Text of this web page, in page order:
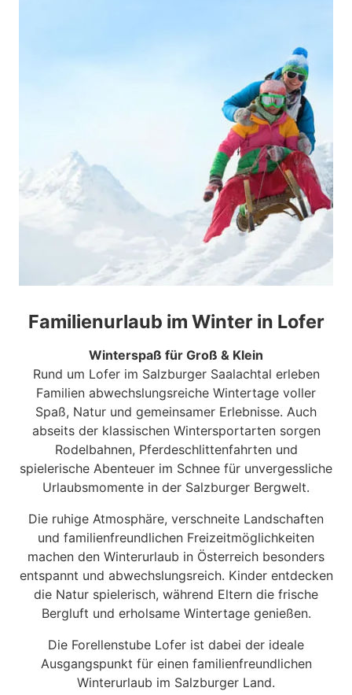
Familienurlaub im Winter in Lofer
Winterspaß für Groß & Klein
Rund um Lofer im Salzburger Saalachtal erleben
Familien abwechslungsreiche Wintertage voller
Spaß, Natur und gemeinsamer Erlebnisse. Auch
abseits der klassischen Wintersportarten sorgen
Rodelbahnen, Pferdeschlittenfahrten und
spielerische Abenteuer im Schnee für unvergessliche
Urlaubsmomente in der Salzburger Bergwelt.
Die ruhige Atmosphäre, verschneite Landschaften
und familienfreundlichen Freizeitmöglichkeiten
machen den Winterurlaub in Österreich besonders
entspannt und abwechslungsreich. Kinder entdecken
die Natur spielerisch, während Eltern die frische
Bergluft und erholsame Wintertage genießen.
Die Forellenstube Lofer ist dabei der ideale
Ausgangspunkt für einen familienfreundlichen
Winterurlaub im Salzburger Land.